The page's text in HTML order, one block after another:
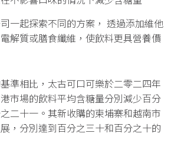
一起探索不同的方案， 透過添加維他
解質或膳食纖維，使飲料更具營養價
準相比，太古可口可樂於二零二四年
市場的飲料平均含糖量分別減少百分
二十一。其新收購的柬埔寨和越南市
，分別達到百分之三十和百分之十的